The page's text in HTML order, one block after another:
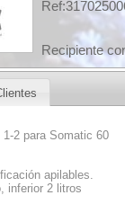
Recipiente
2 para Somatic 60
apilables.
inferior 2 litros